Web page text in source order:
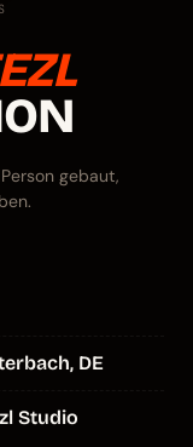
gebaut,
DE
Studio